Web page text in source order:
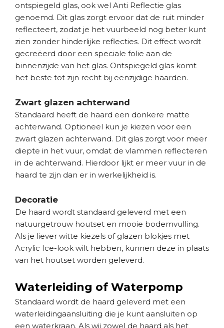
ontspiegeld glas, ook wel Anti Reflectie glas
genoemd. Dit glas zorgt ervoor dat de ruit minder
reflecteert, zodat je het vuurbeeld nog beter kunt
zien zonder hinderlijke reflecties. Dit effect wordt
gecreëerd door een speciale folie aan de
binnenzijde van het glas. Ontspiegeld glas komt
het beste tot zijn recht bij eenzijdige haarden.
Zwart glazen achterwand
Standaard heeft de haard een donkere matte
achterwand. Optioneel kun je kiezen voor een
zwart glazen achterwand. Dit glas zorgt voor meer
diepte in het vuur, omdat de vlammen reflecteren
in de achterwand. Hierdoor lijkt er meer vuur in de
haard te zijn dan er in werkelijkheid is.
Decoratie
De haard wordt standaard geleverd met een
natuurgetrouw houtset en mooie bodemvulling.
Als je liever witte kiezels of glazen blokjes met
Acrylic Ice-look wilt hebben, kunnen deze in plaats
van het houtset worden geleverd.
Waterleiding of Waterpomp
Standaard wordt de haard geleverd met een
waterleidingaansluiting die je kunt aansluiten op
een waterkraan. Als wij zowel de haard als het